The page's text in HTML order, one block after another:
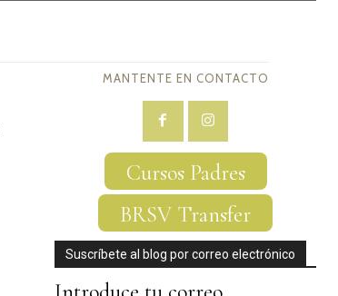
MANTENTE EN CONTACTO
Cursos Padres
BRSV Transfer
Suscríbete al blog por correo electrónico